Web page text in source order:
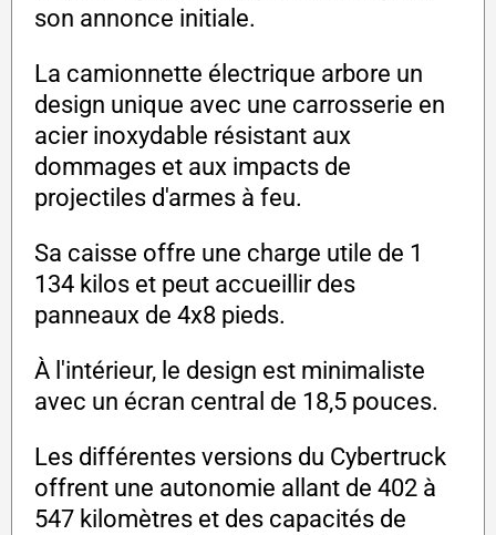
son annonce initiale.
La camionnette électrique arbore un
design unique avec une carrosserie en
acier inoxydable résistant aux
dommages et aux impacts de
projectiles d'armes à feu.
Sa caisse offre une charge utile de 1
134 kilos et peut accueillir des
panneaux de 4x8 pieds.
À l'intérieur, le design est minimaliste
avec un écran central de 18,5 pouces.
Les différentes versions du Cybertruck
offrent une autonomie allant de 402 à
547 kilomètres et des capacités de